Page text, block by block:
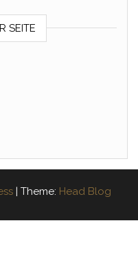
SEITE
| Theme: Head Blog